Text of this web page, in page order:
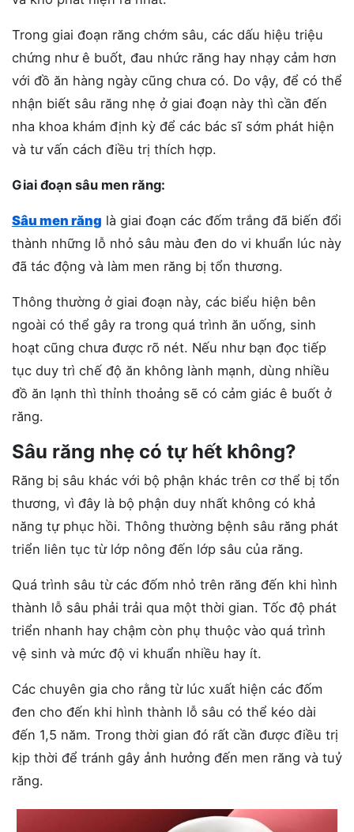
Trong giai đoạn răng chớm sâu, các dấu hiệu triệu
chứng như ê buốt, đau nhức răng hay nhạy cảm hơn
với đồ ăn hàng ngày cũng chưa có. Do vậy, để có thể
nhận biết sâu răng nhẹ ở giai đoạn này thì cần đến
nha khoa khám định kỳ để các bác sĩ sớm phát hiện
và tư vấn cách điều trị thích hợp.
Giai đoạn sâu men răng:
Sâu men răng là giai đoạn các đốm trắng đã biến đổi
thành những lỗ nhỏ sâu màu đen do vi khuẩn lúc này
đã tác động và làm men răng bị tổn thương.
Thông thường ở giai đoạn này, các biểu hiện bên
ngoài có thể gây ra trong quá trình ăn uống, sinh
hoạt cũng chưa được rõ nét. Nếu như bạn đọc tiếp
tục duy trì chế độ ăn không lành mạnh, dùng nhiều
đồ ăn lạnh thì thỉnh thoảng sẽ có cảm giác ê buốt ở
răng.
Sâu răng nhẹ có tự hết không?
Răng bị sâu khác với bộ phận khác trên cơ thể bị tổn
thương, vì đây là bộ phận duy nhất không có khả
năng tự phục hồi. Thông thường bệnh sâu răng phát
triển liên tục từ lớp nông đến lớp sâu của răng.
Quá trình sâu từ các đốm nhỏ trên răng đến khi hình
thành lỗ sâu phải trải qua một thời gian. Tốc độ phát
triển nhanh hay chậm còn phụ thuộc vào quá trình
vệ sinh và mức độ vi khuẩn nhiều hay ít.
Các chuyên gia cho rằng từ lúc xuất hiện các đốm
đen cho đến khi hình thành lỗ sâu có thể kéo dài
đến 1,5 năm. Trong thời gian đó rất cần được điều trị
kịp thời để tránh gây ảnh hưởng đến men răng và tuỷ
răng.